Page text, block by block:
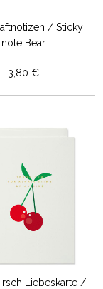
/ Sticky
note Bear
3,80 €
Liebeskarte /